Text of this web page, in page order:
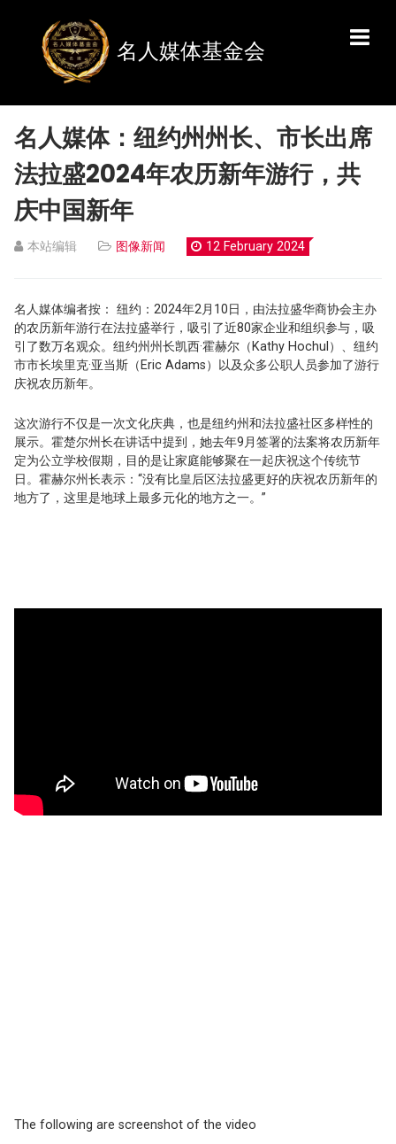
名人媒体基金会
名人媒体：纽约州州长、市长出席
法拉盛2024年农历新年游行，共
庆中国新年
本站编辑 图像新闻 12 February 2024
名人媒体编者按： 纽约：2024年2月10日，由法拉盛华商协会主办
的农历新年游行在法拉盛举行，吸引了近80家企业和组织参与，吸
引了数万名观众。纽约州州长凯西·霍赫尔（Kathy Hochul）、纽约
市市长埃里克·亚当斯（Eric Adams）以及众多公职人员参加了游行
庆祝农历新年。
这次游行不仅是一次文化庆典，也是纽约州和法拉盛社区多样性的
展示。霍楚尔州长在讲话中提到，她去年9月签署的法案将农历新年
定为公立学校假期，目的是让家庭能够聚在一起庆祝这个传统节
日。霍赫尔州长表示：“没有比皇后区法拉盛更好的庆祝农历新年的
地方了，这里是地球上最多元化的地方之一。”
The following are screenshot of the video